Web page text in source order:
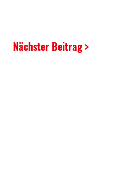
Nächster Beitrag >